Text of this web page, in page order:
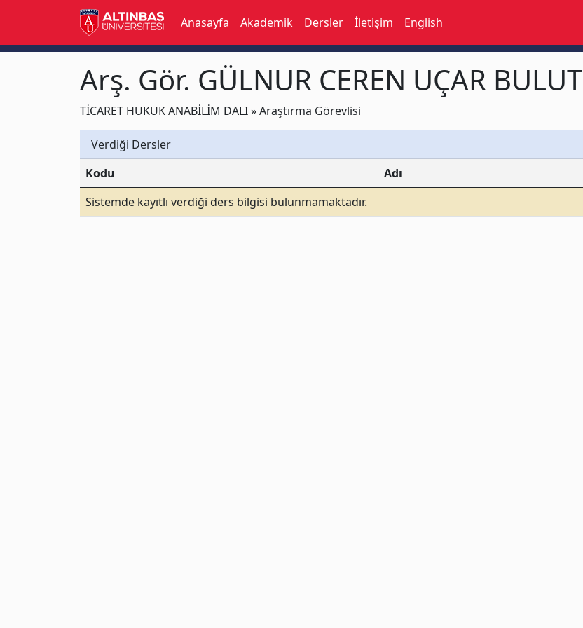
Anasayfa Akademik Dersler İletişim English
Arş. Gör. GÜLNUR CEREN UÇAR BULUT
TİCARET HUKUK ANABİLİM DALI » Araştırma Görevlisi
Verdiği Dersler
Kodu
Adı
Sistemde kayıtlı verdiği ders bilgisi bulunmamaktadır.